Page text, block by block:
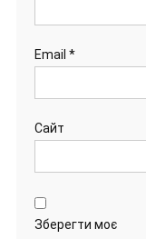
Email *
Сайт
Зберегти моє